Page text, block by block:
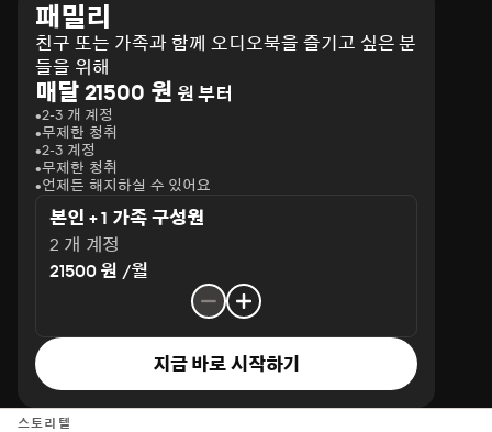
패밀리
친구 또는 가족과 함께 오디오북을 즐기고 싶은 분
들을 위해
매달 21500 원 원 부터
2-3 개 계정
무제한 청취
2-3 계정
무제한 청취
언제든 해지하실 수 있어요
본인 + 1 가족 구성원
2 개 계정
21500 원 /월
지금 바로 시작하기
스토리텔